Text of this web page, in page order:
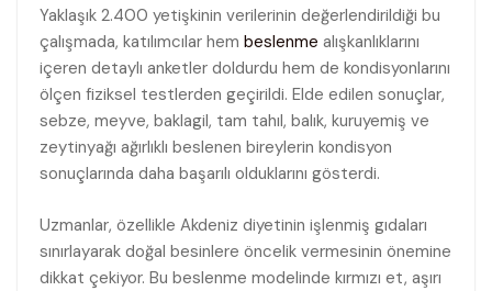
Yaklaşık 2.400 yetişkinin verilerinin değerlendirildiği bu
çalışmada, katılımcılar hem beslenme alışkanlıklarını
içeren detaylı anketler doldurdu hem de kondisyonlarını
ölçen fiziksel testlerden geçirildi. Elde edilen sonuçlar,
sebze, meyve, baklagil, tam tahıl, balık, kuruyemiş ve
zeytinyağı ağırlıklı beslenen bireylerin kondisyon
sonuçlarında daha başarılı olduklarını gösterdi.
Uzmanlar, özellikle Akdeniz diyetinin işlenmiş gıdaları
sınırlayarak doğal besinlere öncelik vermesinin önemine
dikkat çekiyor. Bu beslenme modelinde kırmızı et, aşırı